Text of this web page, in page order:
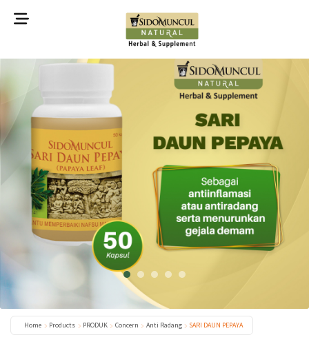
©2022 Sidomuncul Natural All right reserved
1 2 3 4 5
Home Products PRODUK Concern Anti Radang SARI DAUN PEPAYA